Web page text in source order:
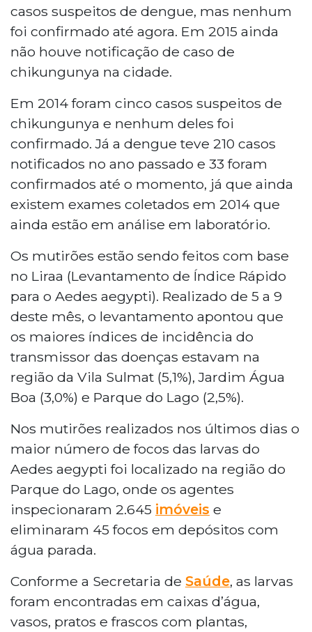
casos suspeitos de dengue, mas nenhum
foi confirmado até agora. Em 2015 ainda
não houve notificação de caso de
chikungunya na cidade.
Em 2014 foram cinco casos suspeitos de
chikungunya e nenhum deles foi
confirmado. Já a dengue teve 210 casos
notificados no ano passado e 33 foram
confirmados até o momento, já que ainda
existem exames coletados em 2014 que
ainda estão em análise em laboratório.
Os mutirões estão sendo feitos com base
no Liraa (Levantamento de Índice Rápido
para o Aedes aegypti). Realizado de 5 a 9
deste mês, o levantamento apontou que
os maiores índices de incidência do
transmissor das doenças estavam na
região da Vila Sulmat (5,1%), Jardim Água
Boa (3,0%) e Parque do Lago (2,5%).
Nos mutirões realizados nos últimos dias o
maior número de focos das larvas do
Aedes aegypti foi localizado na região do
Parque do Lago, onde os agentes
inspecionaram 2.645 imóveis e
eliminaram 45 focos em depósitos com
água parada.
Conforme a Secretaria de Saúde, as larvas
foram encontradas em caixas d’água,
vasos, pratos e frascos com plantas,